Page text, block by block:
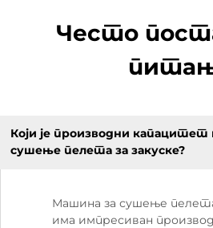
Често
Који је производни
сушење пелета за закуске?
Машина за сушење пелета
има импресиван